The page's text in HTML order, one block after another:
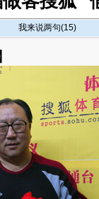
我来说两句(15)